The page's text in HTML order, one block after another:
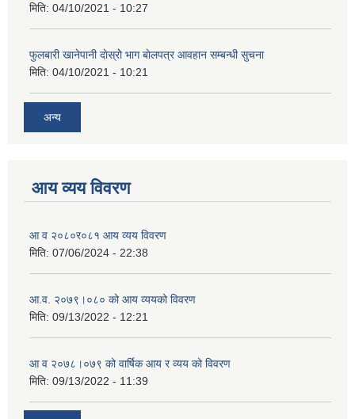
मिति: 04/10/2021 - 10:27
फुलबारी खानेपानी दाेस्राेे भाग बाेलपत्र आवहान सम्बन्धी सुचना
मिति: 04/10/2021 - 10:21
अन्य
आय व्यय विवरण
आ व २०८०र०८१ आय व्यय विवरण
मिति: 07/06/2024 - 22:38
आ.व. २०७९।०८० को आय व्ययको विवरण
मिति: 09/13/2022 - 12:21
आ‍ व २०७८।०७९ को वार्षिक आय र व्यय को विवरण
मिति: 09/13/2022 - 11:39